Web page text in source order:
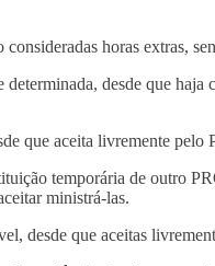
horas extras,
desde que
que aceita livremente pelo
temporária de outro
ministrá-las.
desde que aceitas